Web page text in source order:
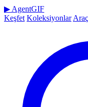
▶ AgentGIF
Keşfet Koleksiyonlar